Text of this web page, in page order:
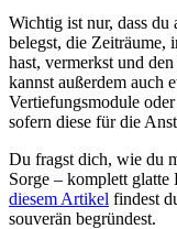
Wichtig ist nur, dass du
belegst, die Zeiträume,
hast, vermerkst und
kannst außerdem auch
Vertiefungsmodule
sofern diese für die
Du fragst dich, wie du
Sorge – komplett glatte
diesem Artikel findest
souverän begründest.